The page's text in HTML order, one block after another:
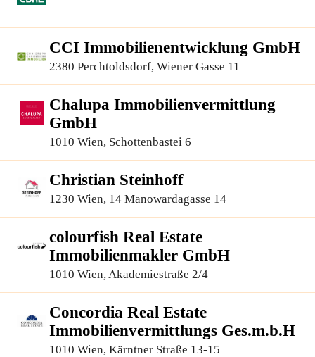
CCI Immobilienentwicklung GmbH
2380 Perchtoldsdorf, Wiener Gasse 11
Chalupa Immobilienvermittlung
GmbH
1010 Wien, Schottenbastei 6
Christian Steinhoff
1230 Wien, 14 Manowardagasse 14
colourfish Real Estate
Immobilienmakler GmbH
1010 Wien, Akademiestraße 2/4
Concordia Real Estate
Immobilienvermittlungs Ges.m.b.H
1010 Wien, Kärntner Straße 13-15